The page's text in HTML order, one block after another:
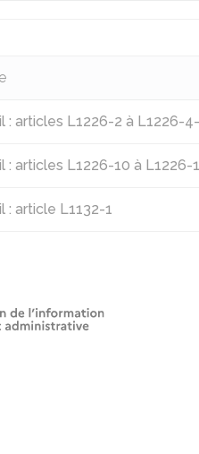
: articles L1226-2 à L1226-
: articles L1226-10 à L1226-
: article L1132-1